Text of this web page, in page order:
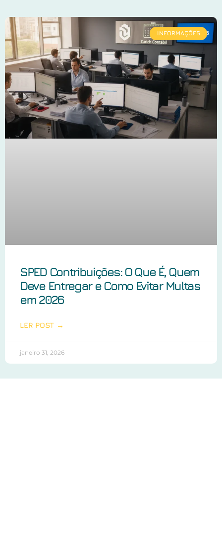
INFORMAÇÕES
SPED Contribuições: O Que É, Quem
Deve Entregar e Como Evitar Multas
em 2026
LER POST →
janeiro 31, 2026